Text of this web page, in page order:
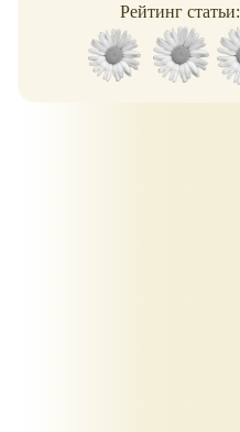
Рейтинг статьи: